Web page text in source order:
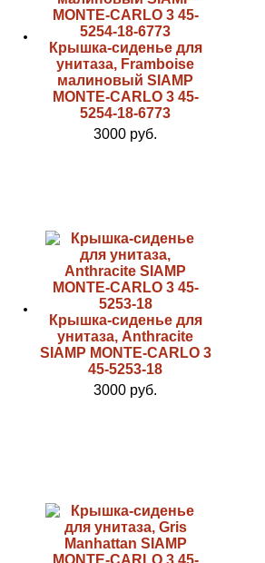
Крышка-сиденье для
унитаза, Framboise
малиновый SIAMP
MONTE-CARLO 3 45-
5254-18-6773
3000 руб.
Крышка-сиденье для
унитаза, Anthracite
SIAMP MONTE-CARLO 3
45-5253-18
3000 руб.